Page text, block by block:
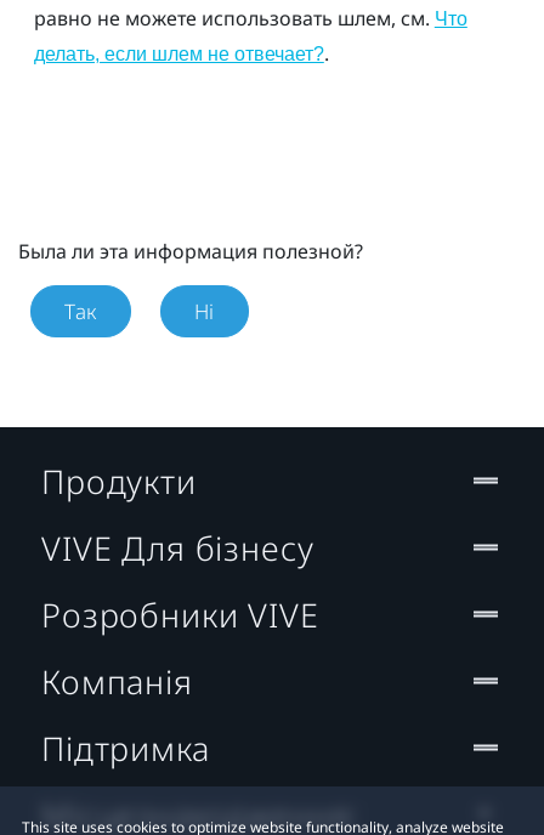
равно не можете использовать шлем, см. Что
делать, если шлем не отвечает?.
Была ли эта информация полезной?
Так Ні
This site uses cookies to optimize website functionality, analyze website
Продукти
VIVE Для бізнесу
Розробники VIVE
Компанія
Підтримка
Місцезнаходження: